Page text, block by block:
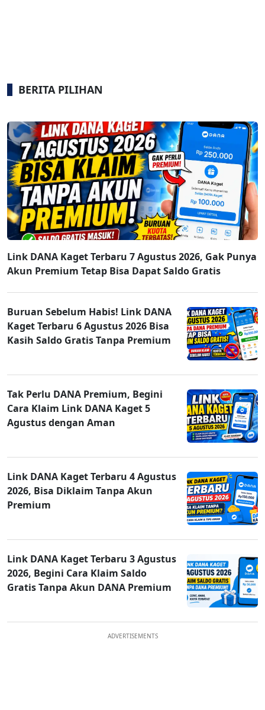
BERITA PILIHAN
Link DANA Kaget Terbaru 7 Agustus 2026, Gak Punya
Akun Premium Tetap Bisa Dapat Saldo Gratis
Buruan Sebelum Habis! Link DANA
Kaget Terbaru 6 Agustus 2026 Bisa
Kasih Saldo Gratis Tanpa Premium
Tak Perlu DANA Premium, Begini
Cara Klaim Link DANA Kaget 5
Agustus dengan Aman
Link DANA Kaget Terbaru 4 Agustus
2026, Bisa Diklaim Tanpa Akun
Premium
Link DANA Kaget Terbaru 3 Agustus
2026, Begini Cara Klaim Saldo
Gratis Tanpa Akun DANA Premium
ADVERTISEMENTS